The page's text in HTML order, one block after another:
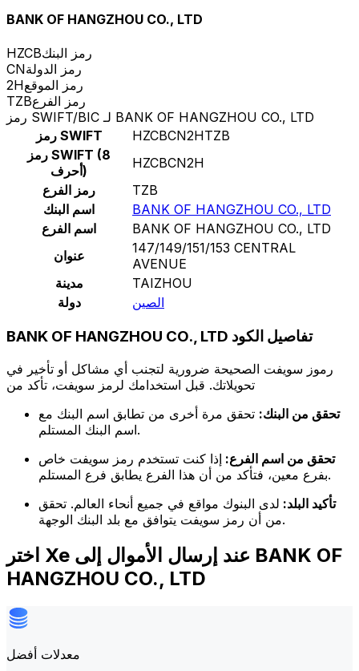
BANK OF HANGZHOU CO., LTD
HZCBرمز البنك
CNرمز الدولة
2Hرمز الموقع
TZBرمز الفرع
رمز SWIFT/BIC لـ BANK OF HANGZHOU CO., LTD
رمز SWIFT
HZCBCN2HTZB
رمز SWIFT (8
أحرف)
HZCBCN2H
رمز الفرع
TZB
اسم البنك
BANK OF HANGZHOU CO., LTD
اسم الفرع
BANK OF HANGZHOU CO., LTD
عنوان
147/149/151/153 CENTRAL
AVENUE
مدينة
TAIZHOU
دولة
الصين
BANK OF HANGZHOU CO., LTD تفاصيل الكود
رموز سويفت الصحيحة ضرورية لتجنب أي مشاكل أو تأخير في
تحويلاتك. قبل استخدامك لرمز سويفت، تأكد من
تحقق من البنك: تحقق مرة أخرى من تطابق اسم البنك مع
اسم البنك المستلم.
تحقق من اسم الفرع: إذا كنت تستخدم رمز سويفت خاص
بفرع معين، فتأكد من أن هذا الفرع يطابق فرع المستلم.
تأكيد البلد: لدى البنوك مواقع في جميع أنحاء العالم. تحقق
من أن رمز سويفت يتوافق مع بلد البنك الوجهة.
اختر Xe عند إرسال الأموال إلى BANK OF
HANGZHOU CO., LTD
معدلات أفضل